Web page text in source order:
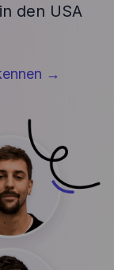
den USA
→